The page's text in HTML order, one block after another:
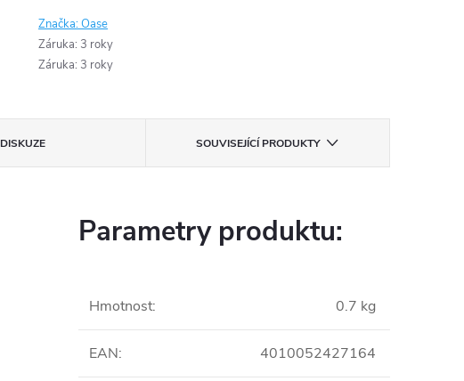
Značka:Oase
Záruka: 3 roky
Záruka: 3 roky
DISKUZE SOUVISEJÍCÍ PRODUKTY
Parametry produktu:
Hmotnost: 0.7 kg
EAN: 4010052427164